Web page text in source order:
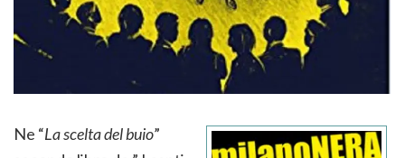
Ne “La scelta del buio”